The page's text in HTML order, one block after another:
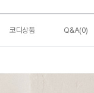
코디상품 Q&A(0)